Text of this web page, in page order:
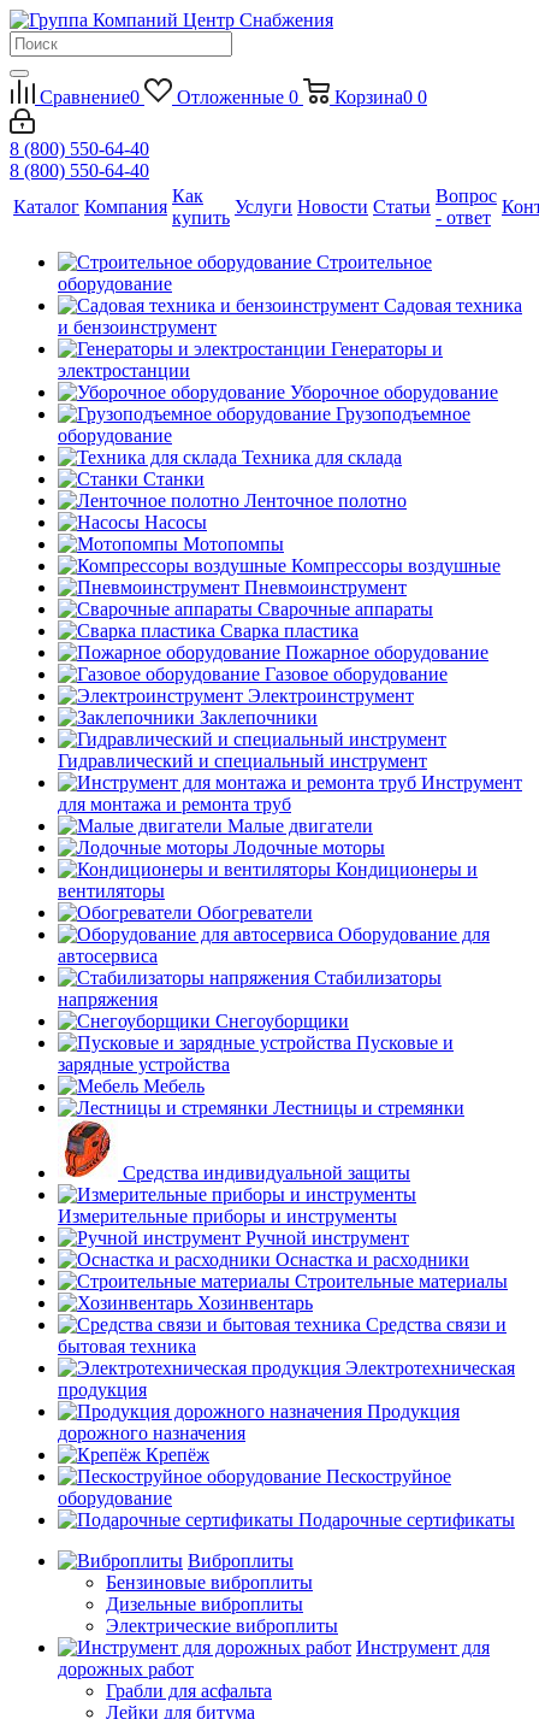
Сравнение0 Отложенные 0 Корзина0 0
8 (800) 550-64-40
8 (800) 550-64-40
Каталог Компания
Как
купить
Услуги Новости Статьи
Вопрос
- ответ
Строительное
оборудование
Садовая техника
и бензоинструмент
Генераторы и
электростанции
Уборочное оборудование
Грузоподъемное
оборудование
Техника для склада
Станки
Ленточное полотно
Насосы
Мотопомпы
Компрессоры воздушные
Пневмоинструмент
Сварочные аппараты
Сварка пластика
Пожарное оборудование
Газовое оборудование
Электроинструмент
Заклепочники
Гидравлический и специальный инструмент
Инструмент
для монтажа и ремонта труб
Малые двигатели
Лодочные моторы
Кондиционеры и
вентиляторы
Обогреватели
Оборудование для
автосервиса
Стабилизаторы
напряжения
Снегоуборщики
Пусковые и
зарядные устройства
Мебель
Лестницы и стремянки
Средства индивидуальной защиты
Измерительные приборы и инструменты
Ручной инструмент
Оснастка и расходники
Строительные материалы
Хозинвентарь
Средства связи и
бытовая техника
Электротехническая
продукция
Продукция
дорожного назначения
Крепёж
Пескоструйное
оборудование
Подарочные сертификаты
Виброплиты
Бензиновые виброплиты
Дизельные виброплиты
Электрические виброплиты
Инструмент для
дорожных работ
Грабли для асфальта
Лейки для битума